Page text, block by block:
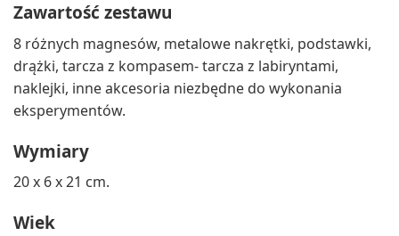
Zawartość zestawu
8 różnych magnesów, metalowe nakrętki, podstawki,
drążki, tarcza z kompasem- tarcza z labiryntami,
naklejki, inne akcesoria niezbędne do wykonania
eksperymentów.
Wymiary
20 x 6 x 21 cm.
Wiek